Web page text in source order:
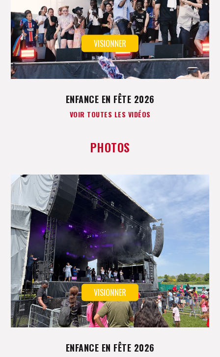
VISIONNER
ENFANCE EN FÊTE 2026
VOIR TOUTES LES VIDÉOS
PHOTOS
VISIONNER
ENFANCE EN FÊTE 2026